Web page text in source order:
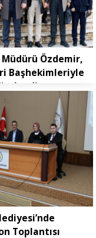
Müdürü Özdemir,
Başhekimleriyle
Buluştu
Toplantısı